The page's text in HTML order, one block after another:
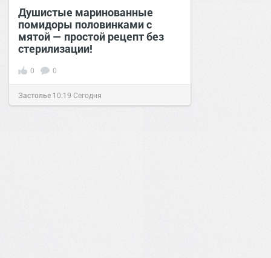
Душистые маринованные
помидоры половинками с
мятой — простой рецепт без
стерилизации!
0 0
Застолье 10:19 Сегодня